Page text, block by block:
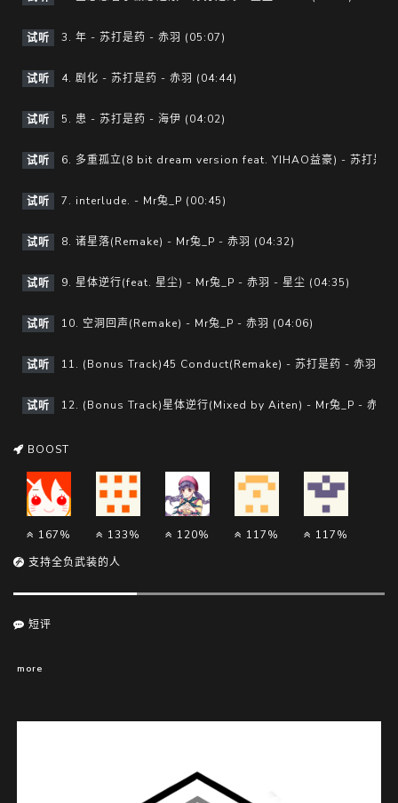
试听 3. 年 - 苏打是药 - 赤羽 (05:07)
试听 4. 剧化 - 苏打是药 - 赤羽 (04:44)
试听 5. 患 - 苏打是药 - 海伊 (04:02)
试听 6. 多重孤立(8 bit dream version feat. YIHAO益豪) - 苏打是
试听 7. interlude. - Mr兔_P (00:45)
试听 8. 诸星落(Remake) - Mr兔_P - 赤羽 (04:32)
试听 9. 星体逆行(feat. 星尘) - Mr兔_P - 赤羽 - 星尘 (04:35)
试听 10. 空洞回声(Remake) - Mr兔_P - 赤羽 (04:06)
试听 11. (Bonus Track)45 Conduct(Remake) - 苏打是药 - 赤羽 -
试听 12. (Bonus Track)星体逆行(Mixed by Aiten) - Mr兔_P - 赤羽
BOOST
167% 133% 120% 117%
117%
支持全负武装的人
短评
more